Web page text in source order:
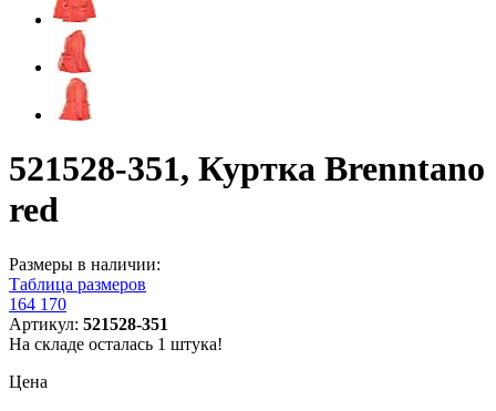
521528-351, Куртка Brenntano
red
Размеры в наличии:
Таблица размеров
164 170
Артикул: 521528-351
На складе осталась 1 штука!
Цена